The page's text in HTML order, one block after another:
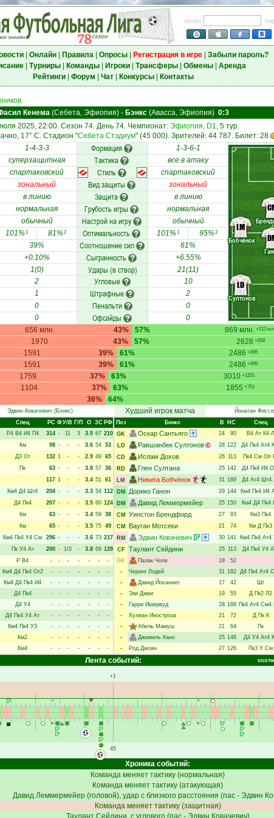
логин
| Онлайн| Правила| Опросы| Регистрация в игре| Забыли пароль?
| Турниры| Команды| Игроки| Трансферы| Обмены| Аренда
Рейтинги| Форум Чат| Конкурсы| Контакты
Кенема(Себета, Эфиопия)- Бэнкс(Авасса, Эфиопия) 0:3
2025, 22:00. Сезон 74. День 74. Чемпионат: Эфиопия, D1, 5 тур.
17° C. Стадион "Себета Стэдиум" (45 000). Зрителей: 44 787. Билет: 28
1-4-3-3 Формация 1-3-6-1
Султонов
Бобчёнок
LD
LM
суперзащитная Тактика
все в атаку
спартаковский
Стиль
спартаковский
зональный
Вид защиты
зональный
в линию
Защита
в линию
нормальная
Грубость игры
нормальная
обычный
Настрой на игру
обычный
101%1 81%2 Оптимальность 101%1 95%2
39% Соотношение сил
61%
+0.10%
Сыгранность
+6.55%
1(0)
Удары (в створ)
21(11)
2
Угловые
10
1
Штрафные
2
0
Пенальти
0
0
Офсайды
0
656 млн. 43% 869 млн. +213
57%
1970 43% 2628 +658
57%
1591 39% 2486 +895
61%
1591 39% 2486 +895
61%
1759 37% 3010 +1251
63%
1104 37% 1855 +751
63%
36%
64%
Эдвин Ковачевич (Бэнкс) Худший игрок матча Йонатан
Спец РC ФУ/В Г/П О ЗС РФ
Р4 В4 И4 П4 314 - 11 3 3.0 67 210
Км 98 - - - 3.6 54 53
Д3 От 132 1 - - 2.9 49 65
Пк 63 - - - 3.8 57 36
117 1 - - 3.4 51 61
Км4 Д4 Шт4 204 - - - 3.3 54 112
Д4 Пк4 207 - - - 3.5 60 124
Км 63 - - - 3.4 59 38
Км 65 - - - 3.5 75 49
Км4 Пк4 У4 См 296 - - - 3.6 73 217
Пк У4 Ат 200 - 1/0 - 3.8 69 139
Р В4 - - - - - -
-
Км4 Д4 Пк4 От2 - - - - - -
-
Км4 Д4 Пк4 И4 - - - - - -
-
Д4 Пк4 - - - - - -
-
Д4 У4 - - - - - -
-
Д4 Пк4 У4 Ат - - - - - -
-
Км4 Пк4 У3 - - - - - -
-
Км2 - - - - - -
-
Км4 - - - - - - -
Поз Бэнкс В НC Спец
GK
Оскар Сантьяго 24 90 В4 Ат К4 Л
LD
Равшанбек Султонов 28 122 Д4 Пк4 Ат4
CD
Ислам Дохов 26 113 Пк4 См Оп
RD
Глен Султана 25 142 Д4 Пк4 И4
LM
Никита Бобчёнок 31 189 Д4 Ат4 Шт4
DM
Дорико Ганон 29 144 Км4 Пк4 И4
DM
Давид Леммермейер 25 150 Км4 Д4 Пк4
CM
Уинстон Брендфорд 27 93 Км3 Пк4
CM
Вауган Мотсеки 21 74 Км Д Пк3
RM
Эдвин Ковачевич 30 141 Км4 Пк4 Ат4
CF
Таулант Сейдини 25 113 Д4 Пк4 У4
GK
Палак Чоле 18 52
-
Черинг Лодей 31 182 Д4 Пк4 Ат4
-
Давид Йоханнес 17 42 Шт
-
Эзи Джви 19 55 Д Пк2 Л2
-
Гарри Ишервуд 28 168 Пк4 Ат4 См4
-
Хулиан Иностроза 21 72 Д Пк К
-
Абель Мамуш 21 64 Пк
-
Джамиль Кано 25 148 Д4 У4 Ат4
-
Род Джоан 27 126 Пк3 У См
Лента событий:
+1
45
Хроника событий:
Команда меняет тактику (нормальная)
Команда меняет тактику (атакующая)
Давид Леммермейер(головой), удар с близкого расстояния (пас - Эдвин
Команда меняет тактику (защитная)
Таулант Сейдини , с углового (пас - Эдвин Ковачевич)